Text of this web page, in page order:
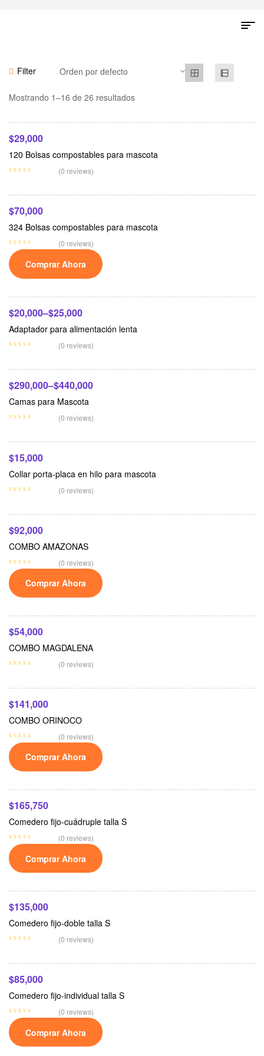
Filter
Mostrando 1–16 de 26 resultadosLeer Más
$29,000
120 Bolsas compostables para mascota
(0 reviews)
$70,000
324 Bolsas compostables para mascota
(0 reviews)
Comprar Ahora Seleccionar Opciones
$20,000–$25,000
Adaptador para alimentación lenta
(0 reviews)
$290,000–$440,000
Camas para Mascota
(0 reviews)
$15,000
Collar porta-placa en hilo para mascota
(0 reviews)
$92,000
COMBO AMAZONAS
(0 reviews)
Comprar Ahora
$54,000
COMBO MAGDALENA
(0 reviews)
$141,000
COMBO ORINOCO
(0 reviews)
Comprar Ahora
$165,750
Comedero fijo-cuádruple talla S
(0 reviews)
Comprar Ahora Seleccionar Opciones
$135,000
Comedero fijo-doble talla S
(0 reviews)
$85,000
Comedero fijo-individual talla S
(0 reviews)
Comprar Ahora Seleccionar Opciones